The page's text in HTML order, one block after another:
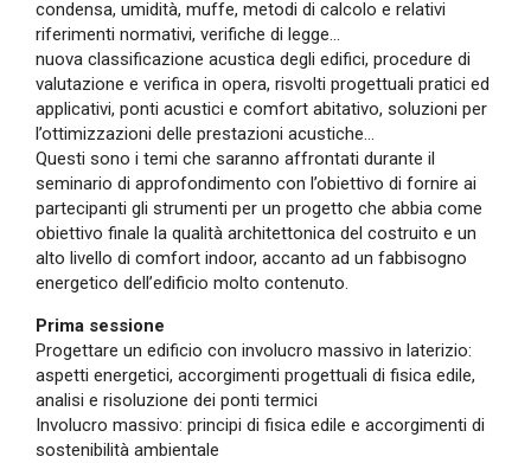
condensa, umidità, muffe, metodi di calcolo e relativi
riferimenti normativi, verifiche di legge…
nuova classificazione acustica degli edifici, procedure di
valutazione e verifica in opera, risvolti progettuali pratici ed
applicativi, ponti acustici e comfort abitativo, soluzioni per
l’ottimizzazioni delle prestazioni acustiche…
Questi sono i temi che saranno affrontati durante il
seminario di approfondimento con l’obiettivo di fornire ai
partecipanti gli strumenti per un progetto che abbia come
obiettivo finale la qualità architettonica del costruito e un
alto livello di comfort indoor, accanto ad un fabbisogno
energetico dell’edificio molto contenuto.
Prima sessione
Progettare un edificio con involucro massivo in laterizio:
aspetti energetici, accorgimenti progettuali di fisica edile,
analisi e risoluzione dei ponti termici
Involucro massivo: principi di fisica edile e accorgimenti di
sostenibilità ambientale